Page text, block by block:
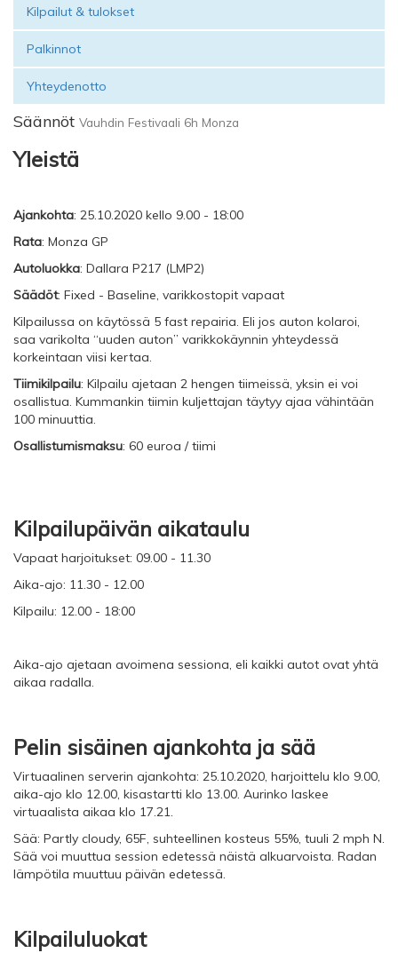
Kilpailut & tulokset
Palkinnot
Yhteydenotto
Säännöt Vauhdin Festivaali 6h Monza
Yleistä
Ajankohta: 25.10.2020 kello 9.00 - 18:00
Rata: Monza GP
Autoluokka: Dallara P217 (LMP2)
Säädöt: Fixed - Baseline, varikkostopit vapaat
Kilpailussa on käytössä 5 fast repairia. Eli jos auton kolaroi,
saa varikolta “uuden auton” varikkokäynnin yhteydessä
korkeintaan viisi kertaa.
Tiimikilpailu: Kilpailu ajetaan 2 hengen tiimeissä, yksin ei voi
osallistua. Kummankin tiimin kuljettajan täytyy ajaa vähintään
100 minuuttia.
Osallistumismaksu: 60 euroa / tiimi
Kilpailupäivän aikataulu
Vapaat harjoitukset: 09.00 - 11.30
Aika-ajo: 11.30 - 12.00
Kilpailu: 12.00 - 18:00
Aika-ajo ajetaan avoimena sessiona, eli kaikki autot ovat yhtä
aikaa radalla.
Pelin sisäinen ajankohta ja sää
Virtuaalinen serverin ajankohta: 25.10.2020, harjoittelu klo 9.00,
aika-ajo klo 12.00, kisastartti klo 13.00. Aurinko laskee
virtuaalista aikaa klo 17.21.
Sää: Partly cloudy, 65F, suhteellinen kosteus 55%, tuuli 2 mph N.
Sää voi muuttua session edetessä näistä alkuarvoista. Radan
lämpötila muuttuu päivän edetessä.
Kilpailuluokat